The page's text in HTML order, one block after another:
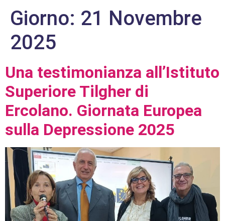
Giorno: 21 Novembre
2025
Una testimonianza all’Istituto
Superiore Tilgher di
Ercolano. Giornata Europea
sulla Depressione 2025